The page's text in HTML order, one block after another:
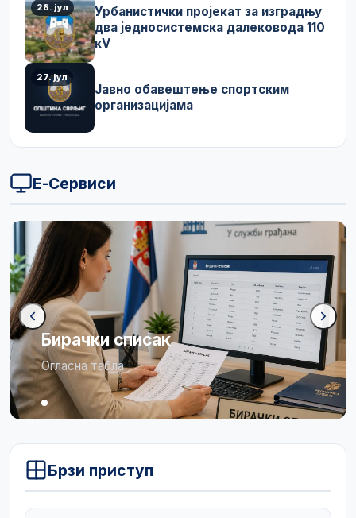
28. јул
Урбанистички пројекат за изградњу
два једносистемска далековода 110
кV
27. јул
Јавно обавештење спортским
организацијама
Е-Сервиси
Бирачки списак
Огласна табла
Брзи приступ